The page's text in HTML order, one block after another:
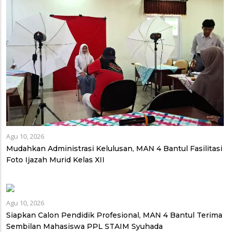
Agu 10, 2026
Mudahkan Administrasi Kelulusan, MAN 4 Bantul Fasilitasi
Foto Ijazah Murid Kelas XII
Agu 10, 2026
Siapkan Calon Pendidik Profesional, MAN 4 Bantul Terima
Sembilan Mahasiswa PPL STAIM Syuhada